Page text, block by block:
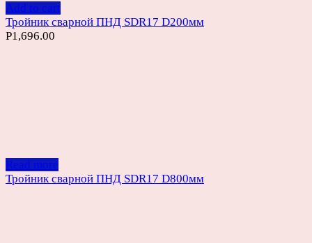
Add to cart
Тройник сварной ПНД SDR17 D200мм
Р1,696.00
Read more
Тройник сварной ПНД SDR17 D800мм